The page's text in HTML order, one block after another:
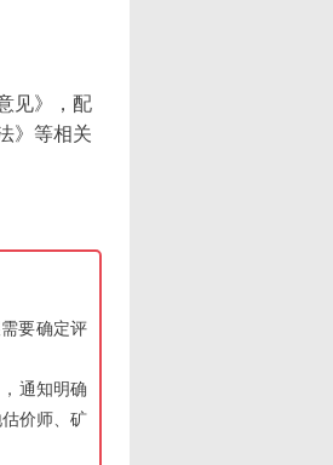
见》，配
》等相关
要确定评
通知明确
价师、矿